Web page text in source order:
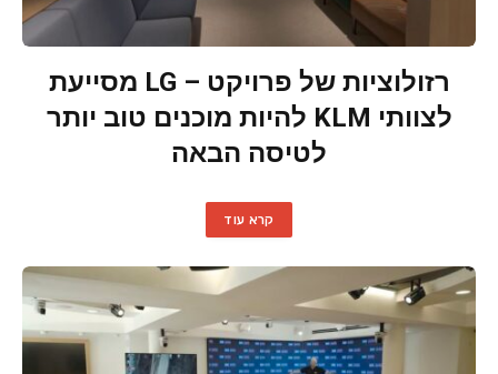
רזולוציות של פרויקט – LG מסייעת
לצוותי KLM להיות מוכנים טוב יותר
לטיסה הבאה
קרא עוד